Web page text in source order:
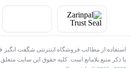
استفاده از مطالب فروشگاه اینترنتی شگفت
با ذکر منبع بلامانع است. کلیه حقوق این سایت